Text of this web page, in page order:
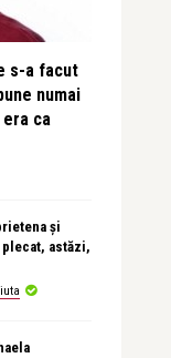
s-a facut
numai
ca
și
plecat, astăzi,